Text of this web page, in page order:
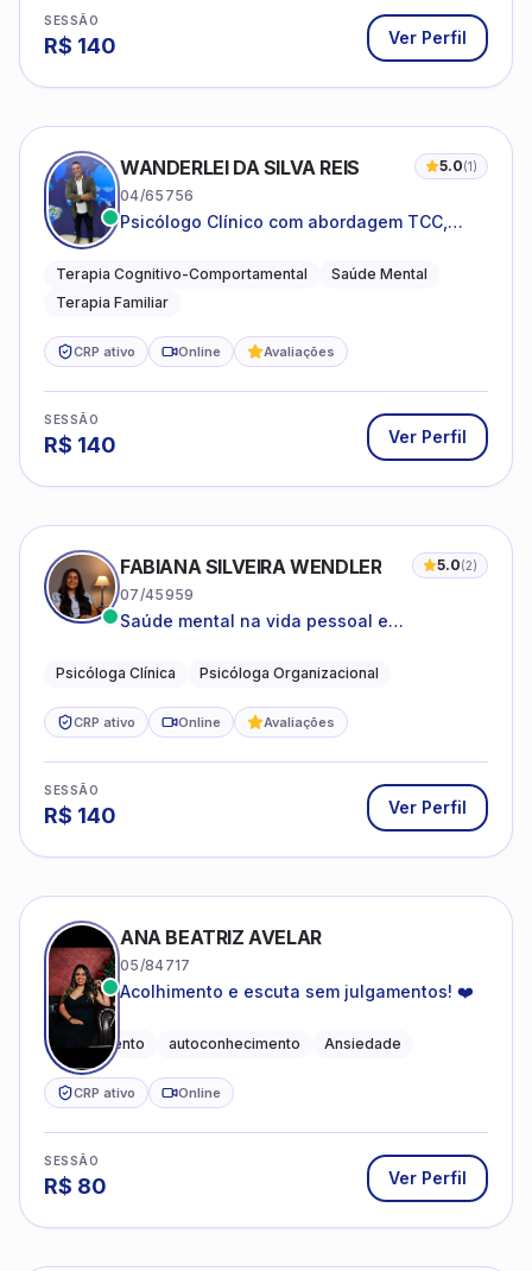
SESSÃO
R$ 140 Ver Perfil
WANDERLEI DA SILVA REIS 5.0(1)
04/65756
Psicólogo Clínico com abordagem TCC,
sistêmica
Terapia Cognitivo-Comportamental
Saúde Mental
Terapia Familiar
CRP ativo Online Avaliações
SESSÃO
R$ 140 Ver Perfil
FABIANA SILVEIRA WENDLER 5.0(2)
07/45959
Saúde mental na vida pessoal e
Psicóloga Clínica Psicóloga Organizacional
CRP ativo Online Avaliações
SESSÃO
R$ 140 Ver Perfil
ANA BEATRIZ AVELAR
05/84717
Acolhimento e escuta sem julgamentos! ❤️
Acolhimento autoconhecimento Ansiedade
CRP ativo Online
SESSÃO
R$ 80 Ver Perfil